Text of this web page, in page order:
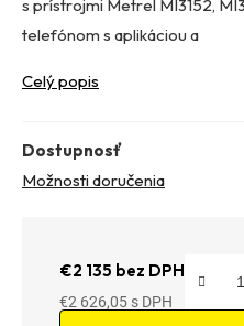
s prístrojmi Metrel MI3152,
telefónom s aplikáciou a
Celý popis
Dostupnosť
Možnosti doručenia
€2 135 bez DPH
€2 626,05